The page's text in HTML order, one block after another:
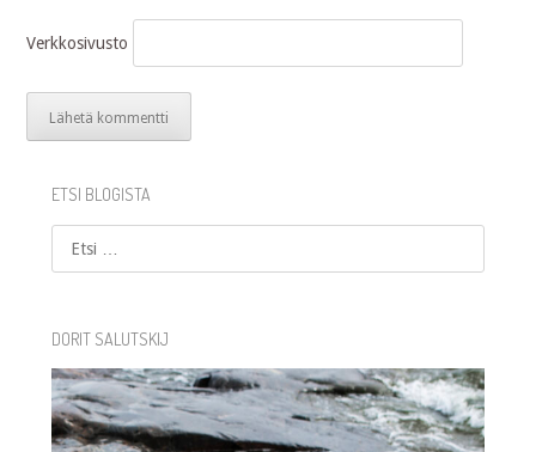
Verkkosivusto
ETSI BLOGISTA
Etsi
DORIT SALUTSKIJ